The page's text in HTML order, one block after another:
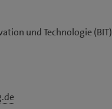
und Technologie (BIT)